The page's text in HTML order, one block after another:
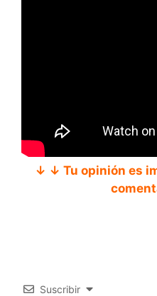
↓ ↓ Tu opinión es
Suscribir